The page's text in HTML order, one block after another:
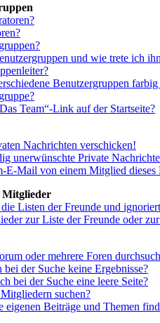
und wie trete ich
Benutzergruppen farbig
Team“-Link auf der Startseite?
Nachrichten verschicken!
unerwünschte Private
E-Mail von einem Mitglied dieses
Mitglieder
Listen der Freunde und
zur Liste der Freunde oder
oder mehrere Foren
bei der Suche keine Ergebnisse?
bei der Suche eine leere Seite?
suchen?
eigenen Beiträge und Themen